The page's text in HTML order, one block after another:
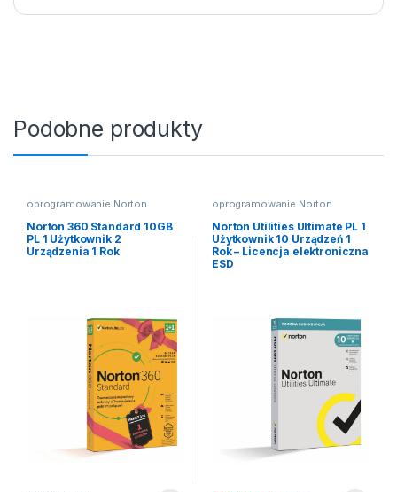
Podobne produkty
oprogramowanie Norton
Norton 360 Standard 10GB
PL 1 Użytkownik 2
Urządzenia 1 Rok
oprogramowanie Norton
Norton Utilities Ultimate PL 1
Użytkownik 10 Urządzeń 1
Rok – Licencja elektroniczna
ESD